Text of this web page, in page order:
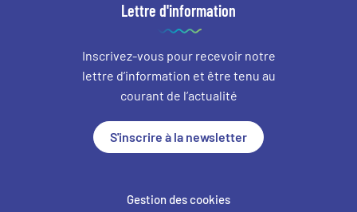
Lettre d'information
Inscrivez-vous pour recevoir notre
lettre d’information et être tenu au
courant de l’actualité
S'inscrire à la newsletter
Gestion des cookies